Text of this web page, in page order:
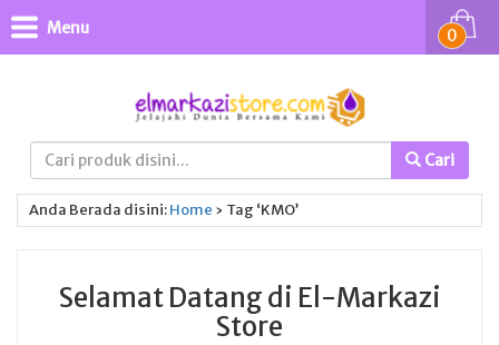
Cari
0
Menu
Anda Berada disini:Home › Tag ‘KMO’
Selamat Datang di El-Markazi
Store